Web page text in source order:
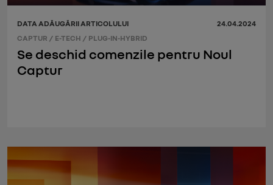
DATA ADĂUGĂRII ARTICOLULUI
24.04.2024
CAPTUR / E-TECH / PLUG-IN-HYBRID
Se deschid comenzile pentru Noul
Captur